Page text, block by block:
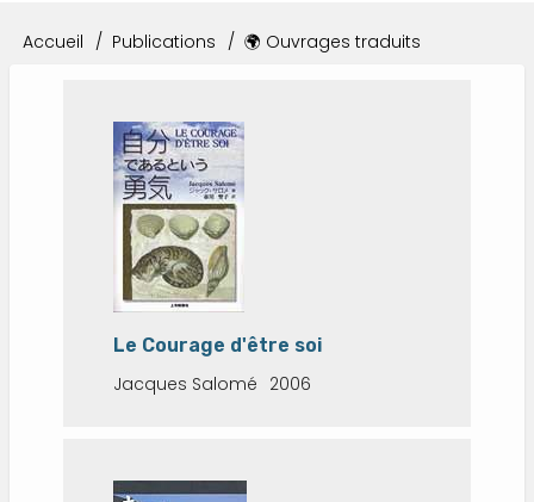
FilAccueil Publications 🌍 Ouvrages traduits
Le Courage d'être soi
Jacques Salomé 2006